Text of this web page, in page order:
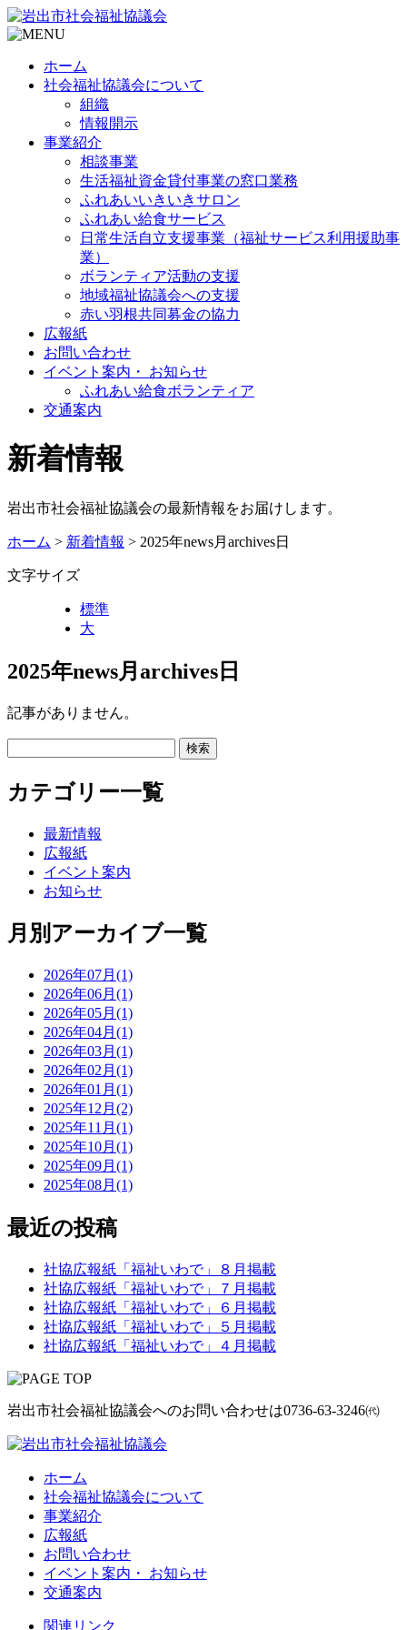
ホーム
社会福祉協議会について
組織
情報開示
事業紹介
相談事業
生活福祉資金貸付事業の窓口業務
ふれあいいきいきサロン
ふれあい給食サービス
日常生活自立支援事業（福祉サービス利用援助事
業）
ボランティア活動の支援
地域福祉協議会への支援
赤い羽根共同募金の協力
広報紙
お問い合わせ
イベント案内・ お知らせ
ふれあい給食ボランティア
交通案内
新着情報
岩出市社会福祉協議会の最新情報をお届けします。
ホーム > 新着情報 > 2025年news月archives日
文字サイズ
標準
大
2025年news月archives日
記事がありません。
カテゴリー一覧
最新情報
広報紙
イベント案内
お知らせ
月別アーカイブ一覧
2026年07月(1)
2026年06月(1)
2026年05月(1)
2026年04月(1)
2026年03月(1)
2026年02月(1)
2026年01月(1)
2025年12月(2)
2025年11月(1)
2025年10月(1)
2025年09月(1)
2025年08月(1)
最近の投稿
社協広報紙「福祉いわで」８月掲載
社協広報紙「福祉いわで」７月掲載
社協広報紙「福祉いわで」６月掲載
社協広報紙「福祉いわで」５月掲載
社協広報紙「福祉いわで」４月掲載
岩出市社会福祉協議会へのお問い合わせは0736-63-3246㈹
ホーム
社会福祉協議会について
事業紹介
広報紙
お問い合わせ
イベント案内・ お知らせ
交通案内
関連リンク